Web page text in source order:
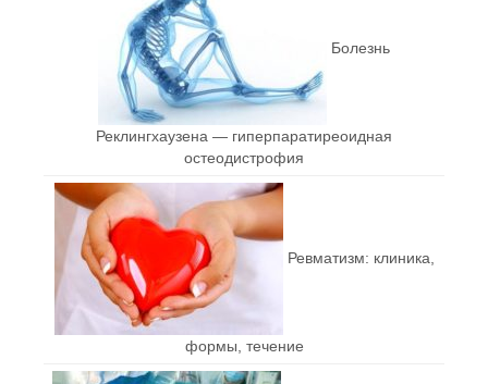
Болезнь
Реклингхаузена — гиперпаратиреоидная
остеодистрофия
Ревматизм: клиника,
формы, течение